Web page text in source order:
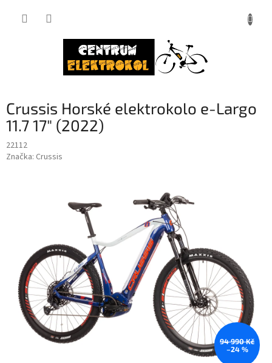
Crussis Horské elektrokolo e-Largo
11.7 17" (2022)
22112
Značka: Crussis
94 990 Kč
–24 %